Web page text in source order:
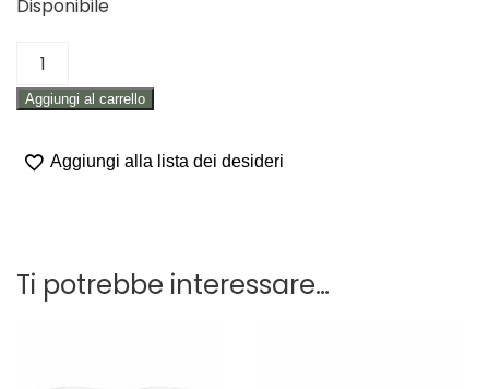
Disponibile
SET
BOTTIGLIE
VETRO
Aggiungi al carrello
Aggiungi alla lista dei desideri
Ti potrebbe interessare…